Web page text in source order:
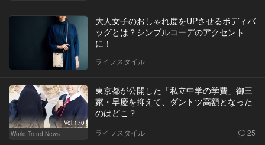
大人女子のおしゃれ度をUPさせるボディバ
ッグとは？シンプルコーデのアクセント
に！
ライフスタイル
Vol.170
World Trend News
東京都が公開した「私立中学の学費」御三
家・早慶を抑えて、ダントツ高額となった
のはどこ？
ライフスタイル 25